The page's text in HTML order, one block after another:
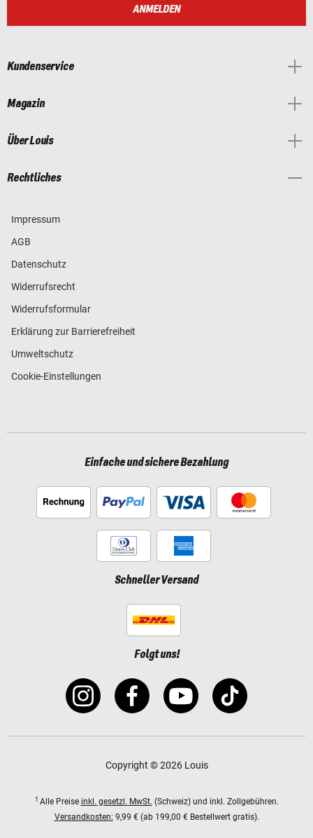
ANMELDEN
Kundenservice
Magazin
Über Louis
Rechtliches
Impressum
AGB
Datenschutz
Widerrufsrecht
Widerrufsformular
Erklärung zur Barrierefreiheit
Umweltschutz
Cookie-Einstellungen
Einfache und sichere Bezahlung
Schneller Versand
Folgt uns!
Copyright © 2026 Louis
1 Alle Preise inkl. gesetzl. MwSt. (Schweiz) und inkl. Zollgebühren.
Versandkosten: 9,99 € (ab 199,00 € Bestellwert gratis).